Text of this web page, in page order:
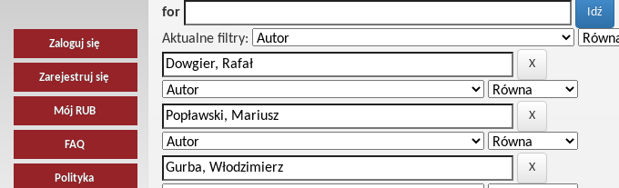
Zaloguj się
Zarejestruj się
Mój RUB
FAQ
Polityka
for
Aktualne filtry: